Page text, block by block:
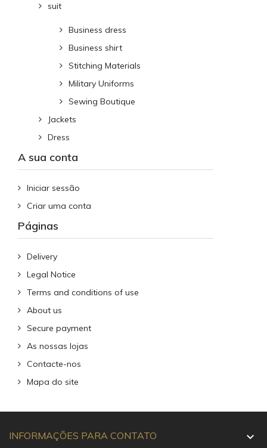
suit
Business dress
Business shirt
Stitching Materials
Military Uniforms
Sewing Boutique
Jackets
Dress
A sua conta
Iniciar sessão
Criar uma conta
Páginas
Delivery
Legal Notice
Terms and conditions of use
About us
Secure payment
As nossas lojas
Contacte-nos
Mapa do site
INFORMAÇÕES PARA CONTATO 